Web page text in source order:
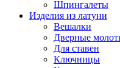
Шпингалеты
Изделия из латуни
Вешалки
Дверные
Для ставен
Ключницы